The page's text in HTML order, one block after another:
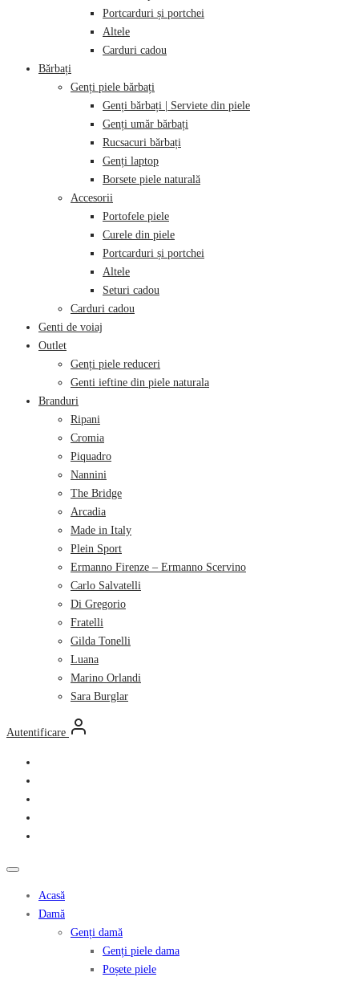
Portcarduri și portchei
Altele
Carduri cadou
Bărbați
Genți piele bărbați
Genți bărbați | Serviete din piele
Genți umăr bărbați
Rucsacuri bărbați
Genți laptop
Borsete piele naturală
Accesorii
Portofele piele
Curele din piele
Portcarduri și portchei
Altele
Seturi cadou
Carduri cadou
Genti de voiaj
Outlet
Genți piele reduceri
Genti ieftine din piele naturala
Branduri
Ripani
Cromia
Piquadro
Nannini
The Bridge
Arcadia
Made in Italy
Plein Sport
Ermanno Firenze – Ermanno Scervino
Carlo Salvatelli
Di Gregorio
Fratelli
Gilda Tonelli
Luana
Marino Orlandi
Sara Burglar
Autentificare
Acasă
Damă
Genți damă
Genți piele dama
Poșete piele